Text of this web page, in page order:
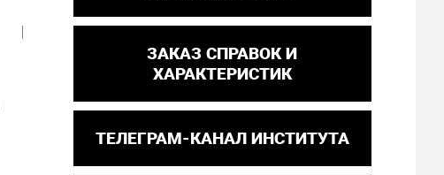
ЗАКАЗ СПРАВОК И
ХАРАКТЕРИСТИК
ТЕЛЕГРАМ-КАНАЛ ИНСТИТУТА